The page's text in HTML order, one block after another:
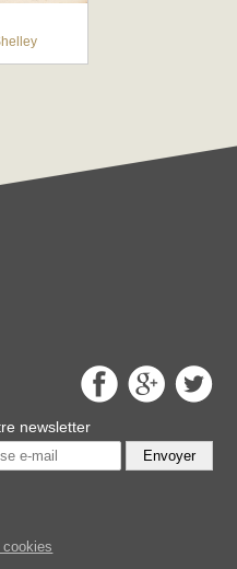
newsletter
Envoyer
cookies